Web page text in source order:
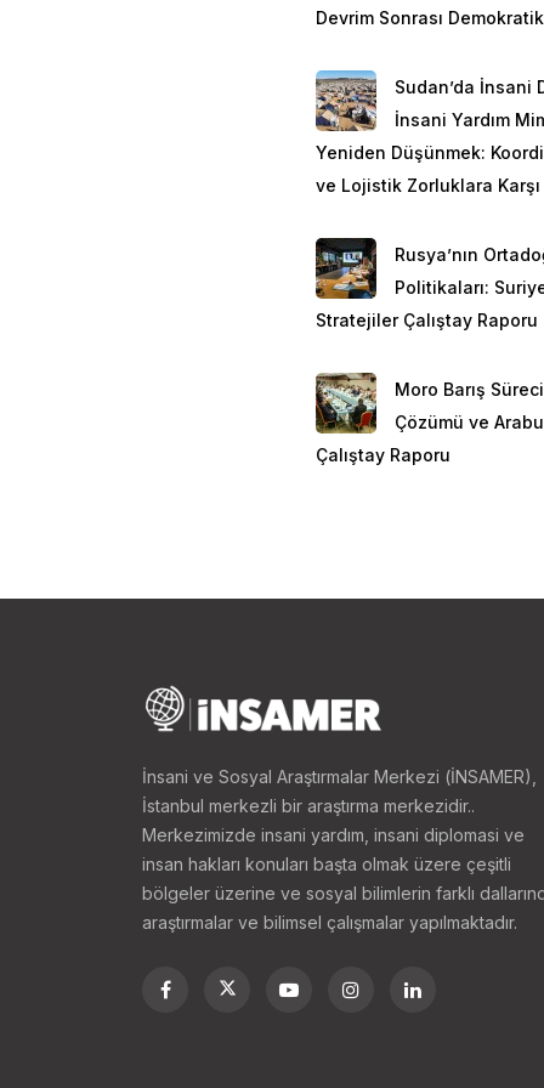
Akdeniz coğrafyası,
imparatorlukların deniz
özelliğinden ziyade bizim
hidrokarbon enerji
sahiptir. Dünya deniz
kaynak
Doğu Akdeniz’de
tarafından sondaj
sırasıyla şöyledir:
sahasının yakınlarında
Girit’in güneydoğusunda
Merkezi’nin
Avrupa’nın ve
daha artacağı
müdahaleyi
birliklerinin
hukuka göre Doğu
Türk Cumhuriyeti
Ne var ki günümüzde
söylemek pek mümkün
kaynaklarda
Devrim Sonrası
Sudan’da İnsani
İnsani Yardım
Yeniden Düşünmek:
ve Lojistik Zorluklara
Rusya’nın
Politikaları:
Stratejiler Çalıştay Raporu
Moro Barış
Çözümü ve
Çalıştay Raporu
İnsani ve Sosyal Araştırmalar Merkezi (İNSAMER),
İstanbul merkezli bir araştırma merkezidir..
Merkezimizde insani yardım, insani diplomasi ve
insan hakları konuları başta olmak üzere çeşitli
bölgeler üzerine ve sosyal bilimlerin farklı
araştırmalar ve bilimsel çalışmalar yapılmaktadır.